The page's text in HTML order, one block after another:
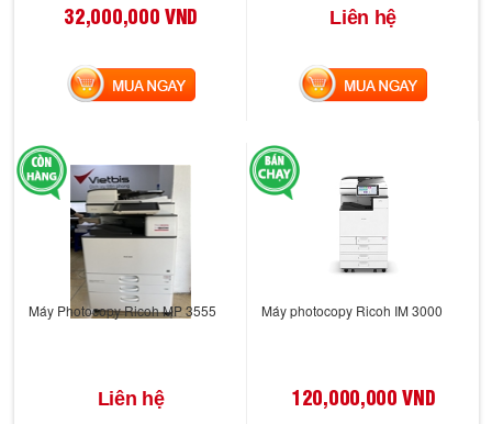
32,000,000 VND
MUA NGAY
Liên hệ
MUA NGAY
Máy Photocopy Ricoh MP 3555
Liên hệ
Máy photocopy Ricoh IM 3000
120,000,000 VND